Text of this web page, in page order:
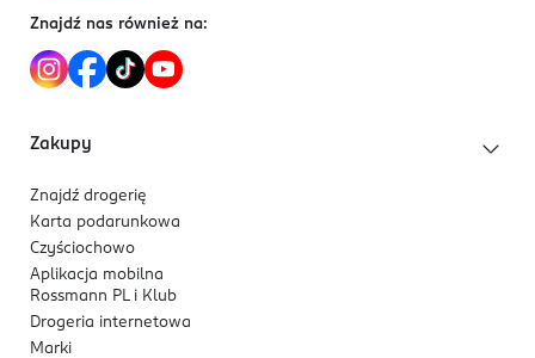
Znajdź nas również na:
Zakupy
Znajdź drogerię
Karta podarunkowa
Czyściochowo
Aplikacja mobilna
Rossmann PL i Klub
Drogeria internetowa
Marki